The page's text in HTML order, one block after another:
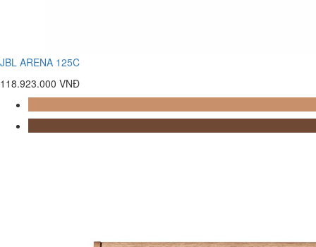
JBL ARENA 125C
118.923.000 VNĐ